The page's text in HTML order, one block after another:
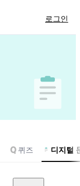
로그인
퀴즈 디지털